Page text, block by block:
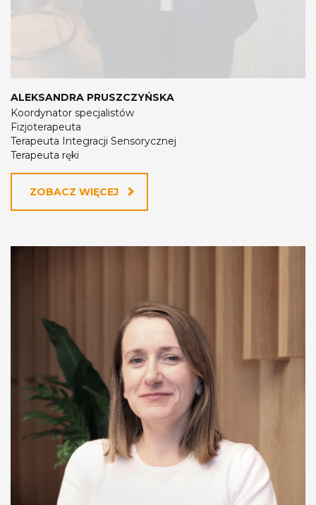
ALEKSANDRA PRUSZCZYŃSKA
Koordynator specjalistów
Fizjoterapeuta
Terapeuta Integracji Sensorycznej
Terapeuta ręki
ZOBACZ WIĘCEJ